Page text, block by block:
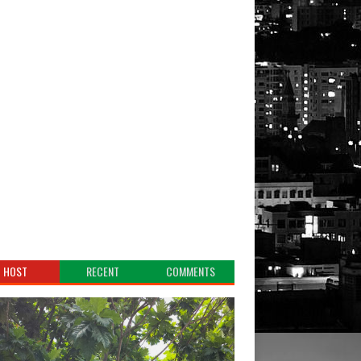
HOST RECENT COMMENTS